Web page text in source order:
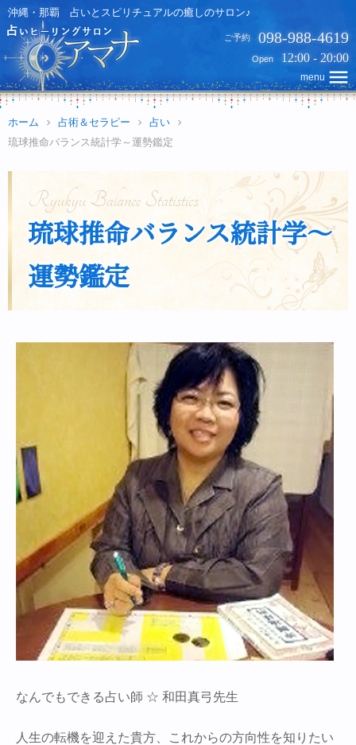
Skip
to
content
沖縄・那覇 占いとスピリチュアルの癒しのサロン♪
ご予約 098-988-4619
Open 12:00 - 20:00
menu menu
ホーム 占術＆セラピー
占い
琉球推命バランス統計学～運勢鑑定
Ryukyu Balance Statistics
琉球推命バランス統計学～
運勢鑑定
なんでもできる占い師 ☆ 和田真弓先生
人生の転機を迎えた貴方、これからの方向性を知りたい